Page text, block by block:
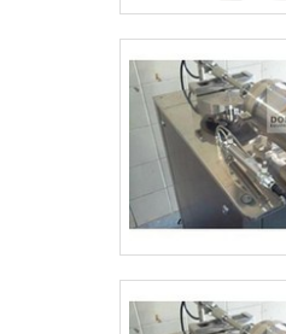
Colaboradores proativos;
atuação; Equipe com profissionais de alta
qualidade; Escritório de alta qualidade
onde são
Tecnologia de ponta;
última geração. REFERÊNCIA
QUALIDADE NO
Dosar
bombas industriais.